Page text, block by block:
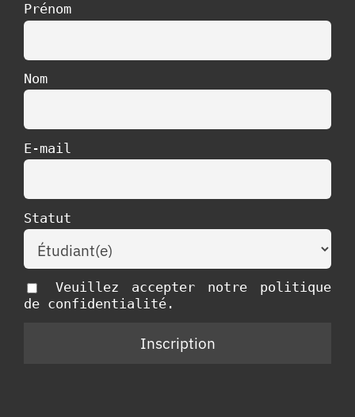
Prénom
Nom
E-mail
Statut
Veuillez accepter notre politique
de confidentialité.